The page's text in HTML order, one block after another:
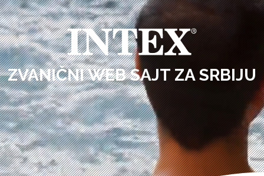
ZVANIČNI WEB SAJT ZA SRBIJU